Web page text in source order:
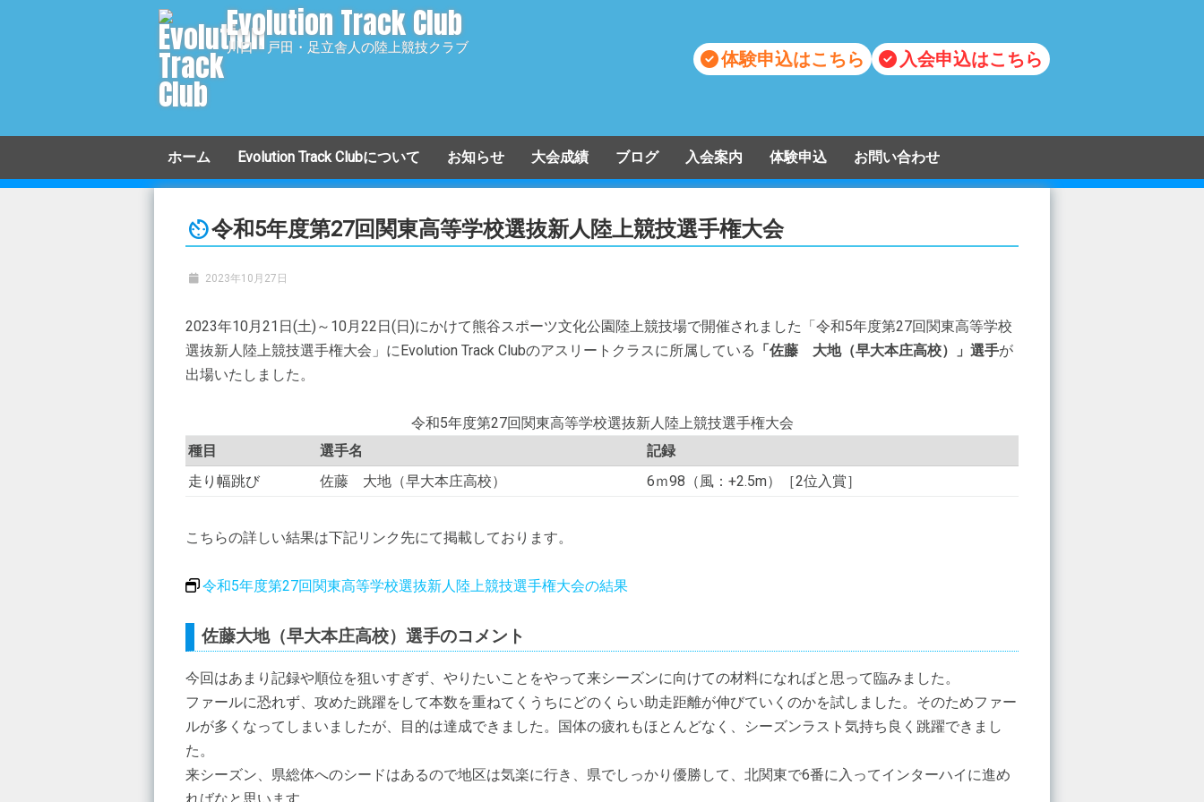
へ
動
Evolution Track Club
川口・戸田・足立舎人の陸上競技クラブ
体験申込はこちら 入会申込はこちら
ホーム Evolution Track Clubについて
中学生クラス
高校生クラス
アスリートクラス
マスターズクラス
お知らせ 大会成績 ブログ 入会案内 体験申込 お問い合わせ
令和5年度第27回関東高等学校選抜新人陸上競技選手権大会
2023年10月27日
2023年10月21日(土)～10月22日(日)にかけて熊谷スポーツ文化公園陸上競技場で開催されました「令和5年度第27回関東高等学校
選抜新人陸上競技選手権大会」にEvolution Track Clubのアスリートクラスに所属している 「佐藤 大地（早大本庄高校）」選手が
出場いたしました。
令和5年度第27回関東高等学校選抜新人陸上競技選手権大会
種目
選手名
記録
走り幅跳び
佐藤 大地（早大本庄高校） 6ｍ98（風：+2.5m）［2位入賞］
こちらの詳しい結果は下記リンク先にて掲載しております。
令和5年度第27回関東高等学校選抜新人陸上競技選手権大会の結果
佐藤大地（早大本庄高校）選手のコメント
今回はあまり記録や順位を狙いすぎず、やりたいことをやって来シーズンに向けての材料になればと思って臨みました。
ファールに恐れず、攻めた跳躍をして本数を重ねてくうちにどのくらい助走距離が伸びていくのかを試しました。そのためファー
ルが多くなってしまいましたが、目的は達成できました。国体の疲れもほとんどなく、シーズンラスト気持ち良く跳躍できまし
た。
来シーズン、県総体へのシードはあるので地区は気楽に行き、県でしっかり優勝して、北関東で6番に入ってインターハイに進め
ればなと思います。